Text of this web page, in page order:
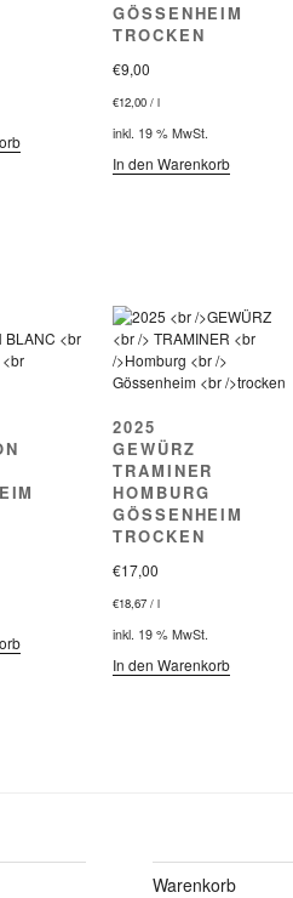
GÖSSENHEIM
TROCKEN
€9,00
€12,00/ l
inkl. 19 % MwSt.
In den Warenkorb
2025
GEWÜRZ
TRAMINER
HOMBURG
GÖSSENHEIM
TROCKEN
€17,00
€18,67/ l
inkl. 19 % MwSt.
In den Warenkorb
Warenkorb